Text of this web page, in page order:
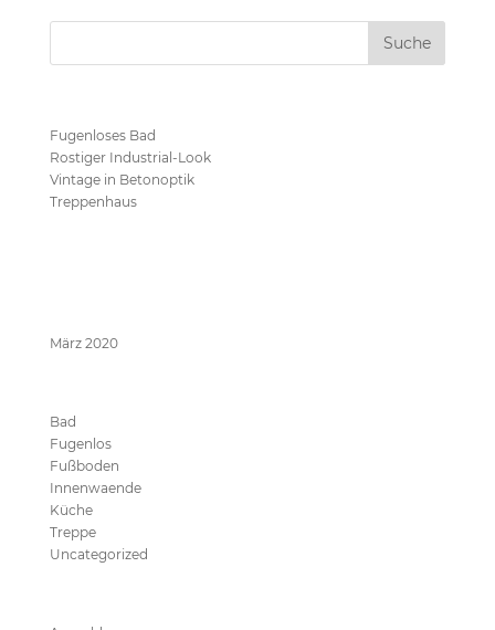
Fugenloses Bad
Rostiger Industrial-Look
Vintage in Betonoptik
Treppenhaus
März 2020
Bad
Fugenlos
Fußboden
Innenwaende
Küche
Treppe
Uncategorized